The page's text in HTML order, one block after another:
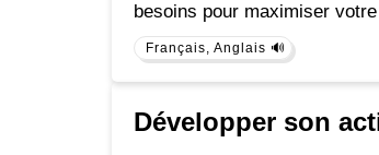
besoins pour maximiser
Français, Anglais 🔊
Développer son